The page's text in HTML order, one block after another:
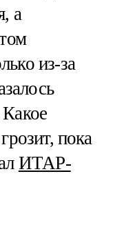
а
из-за
пока
ИТАР-